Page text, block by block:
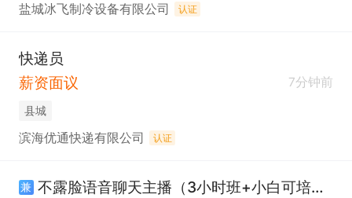
盐城冰飞制冷设备有限公司 认证
快递员
薪资面议
7分钟前
县城
滨海优通快递有限公司 认证
兼
不露脸语音聊天主播（3小时班+小白可培训）